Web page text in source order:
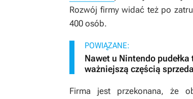
Rozwój firmy widać też po
400 osób.
POWIĄZANE:
Nawet u Nintendo
ważniejszą częścią
Firma jest przekonana, że